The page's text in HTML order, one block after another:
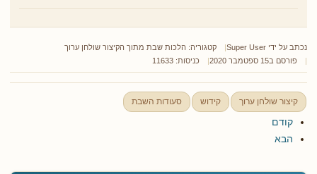
נכתב על ידי Super User קטגוריה: הלכות שבת מתוך הקיצור שולחן ערוך
פורסם ב15 ספטמבר 2020
כניסות: 11633
קיצור שולחן ערוך קידוש סעודות השבת
קודם
הבא